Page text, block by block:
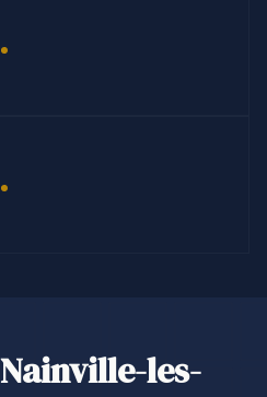
les-